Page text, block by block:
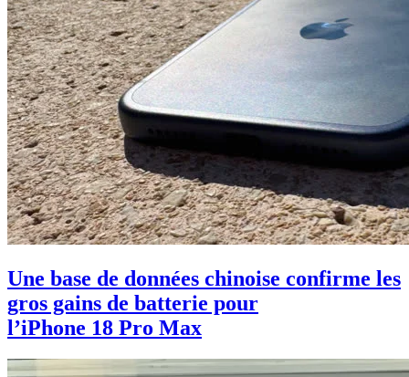
Une base de données chinoise confirme les
gros gains de batterie pour
l’iPhone 18 Pro Max